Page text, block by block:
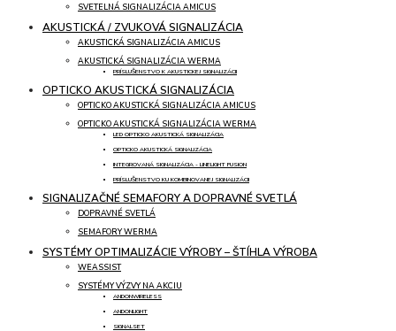
SVETELNÁ SIGNALIZÁCIA AMICUS
AKUSTICKÁ / ZVUKOVÁ SIGNALIZÁCIA
AKUSTICKÁ SIGNALIZÁCIA AMICUS
AKUSTICKÁ SIGNALIZÁCIA WERMA
PRÍSLUŠENSTVO K AKUSTICKEJ SIGNALIZÁCII
OPTICKO AKUSTICKÁ SIGNALIZÁCIA
OPTICKO AKUSTICKÁ SIGNALIZÁCIA AMICUS
OPTICKO AKUSTICKÁ SIGNALIZÁCIA WERMA
LED OPTICKO AKUSTICKÁ SIGNALIZÁCIA
OPTICKO AKUSTICKÁ SIGNALIZÁCIA
INTEGROVANÁ SIGNALIZÁCIA - LINELIGHT FUSION
PRÍSLUŠENSTVO KU KOMBINOVANEJ SIGNALIZÁCII
SIGNALIZAČNÉ SEMAFORY A DOPRAVNÉ SVETLÁ
DOPRAVNÉ SVETLÁ
SEMAFORY WERMA
SYSTÉMY OPTIMALIZÁCIE VÝROBY – ŠTÍHLA VÝROBA
WEASSIST
SYSTÉMY VÝZVY NA AKCIU
ANDONWIRELESS
ANDONLIGHT
SIGNALSET